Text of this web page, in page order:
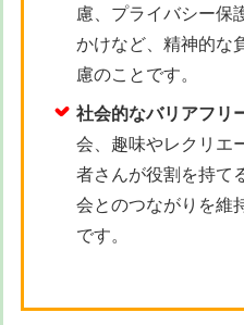
慮、プライバシー保
かけなど、精神的な
慮のことです。
社会的なバリアフリ
会、趣味やレクリエ
者さんが役割を持て
会とのつながりを維
です。